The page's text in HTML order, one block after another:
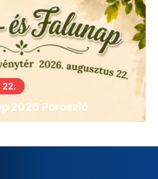
2026 Poroszló